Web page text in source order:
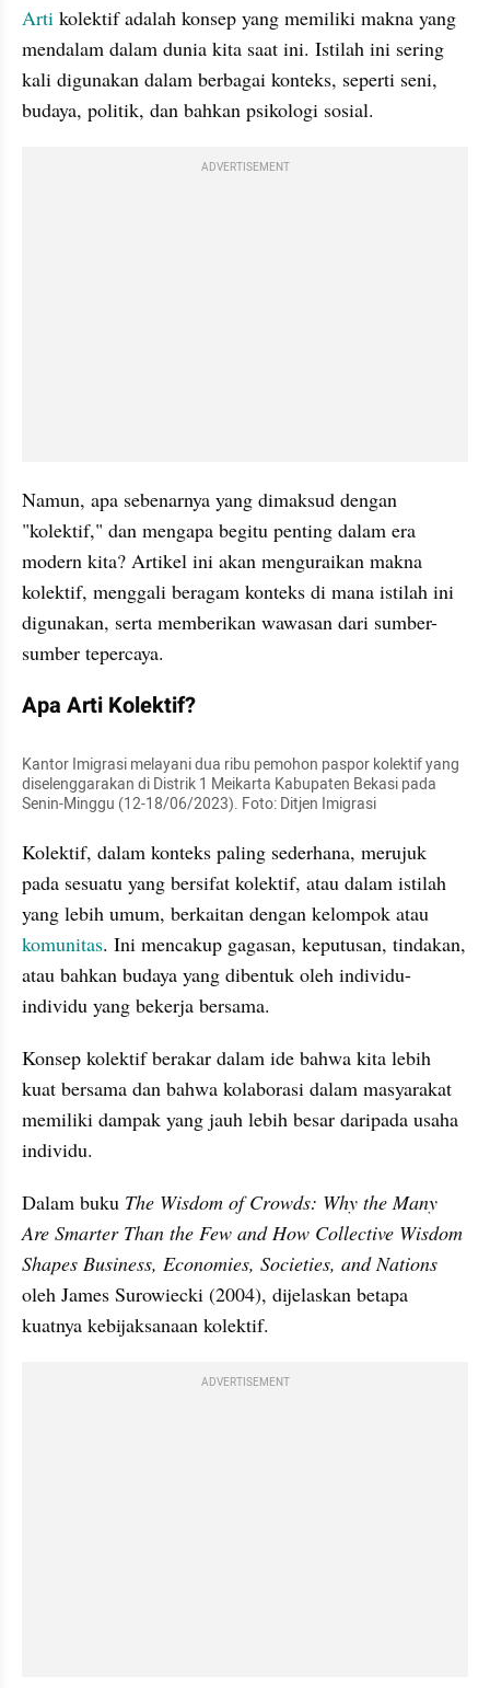
Arti kolektif adalah konsep yang memiliki makna yang
mendalam dalam dunia kita saat ini. Istilah ini sering
kali digunakan dalam berbagai konteks, seperti seni,
budaya, politik, dan bahkan psikologi sosial.
ADVERTISEMENT
Namun, apa sebenarnya yang dimaksud dengan
"kolektif," dan mengapa begitu penting dalam era
modern kita? Artikel ini akan menguraikan makna
kolektif, menggali beragam konteks di mana istilah ini
digunakan, serta memberikan wawasan dari sumber-
sumber tepercaya.
Apa Arti Kolektif?
Kantor Imigrasi melayani dua ribu pemohon paspor kolektif yang
diselenggarakan di Distrik 1 Meikarta Kabupaten Bekasi pada
Senin-Minggu (12-18/06/2023). Foto: Ditjen Imigrasi
Kolektif, dalam konteks paling sederhana, merujuk
pada sesuatu yang bersifat kolektif, atau dalam istilah
komunitas. Ini mencakup gagasan, keputusan, tindakan,
atau bahkan budaya yang dibentuk oleh individu-
individu yang bekerja bersama.
Konsep kolektif berakar dalam ide bahwa kita lebih
kuat bersama dan bahwa kolaborasi dalam masyarakat
memiliki dampak yang jauh lebih besar daripada usaha
individu.
Dalam buku The Wisdom of Crowds: Why the Many
Are Smarter Than the Few and How Collective Wisdom
oleh James Surowiecki (2004), dijelaskan betapa
kuatnya kebijaksanaan kolektif.
ADVERTISEMENT